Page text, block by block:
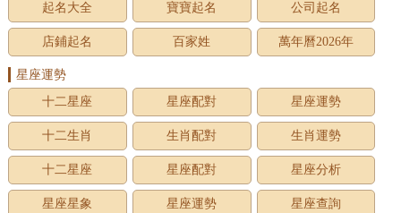
起名大全 寶寶起名 公司起名
店鋪起名 百家姓 萬年曆2026年
星座運勢
十二星座
星座配對 星座運勢
十二生肖 生肖配對 生肖運勢
十二星座 星座配對 星座分析
星座星象 星座運勢 星座查詢